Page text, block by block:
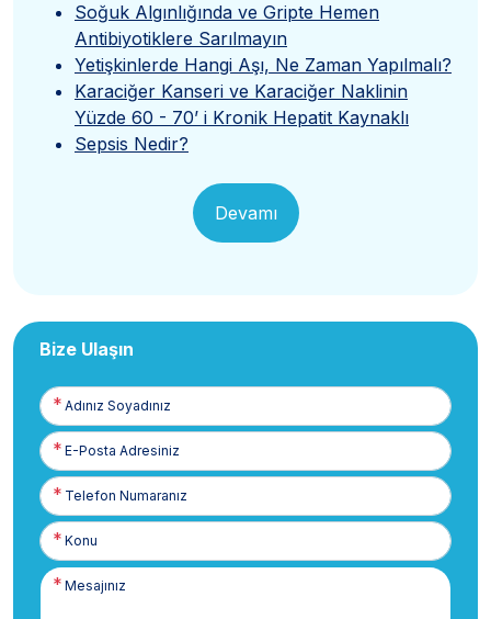
Soğuk Algınlığında ve Gripte Hemen
Antibiyotiklere Sarılmayın
Yetişkinlerde Hangi Aşı, Ne Zaman Yapılmalı?
Karaciğer Kanseri ve Karaciğer Naklinin
Yüzde 60 - 70’ i Kronik Hepatit Kaynaklı
Sepsis Nedir?
Devamı
Bize Ulaşın
Adınız
Soyadınız
E-
Posta
Telefon
Numaranız